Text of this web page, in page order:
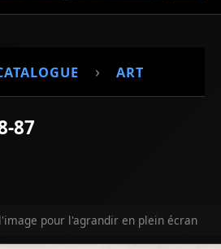
› ART
87
pour l'agrandir en plein écran